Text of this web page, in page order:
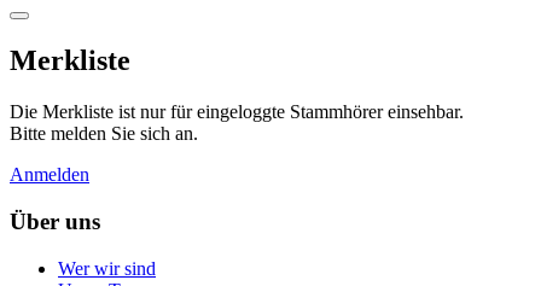
Merkliste
Die Merkliste ist nur für eingeloggte Stammhörer einsehbar.
Bitte melden Sie sich an.
Anmelden
Über uns
Wer wir sind